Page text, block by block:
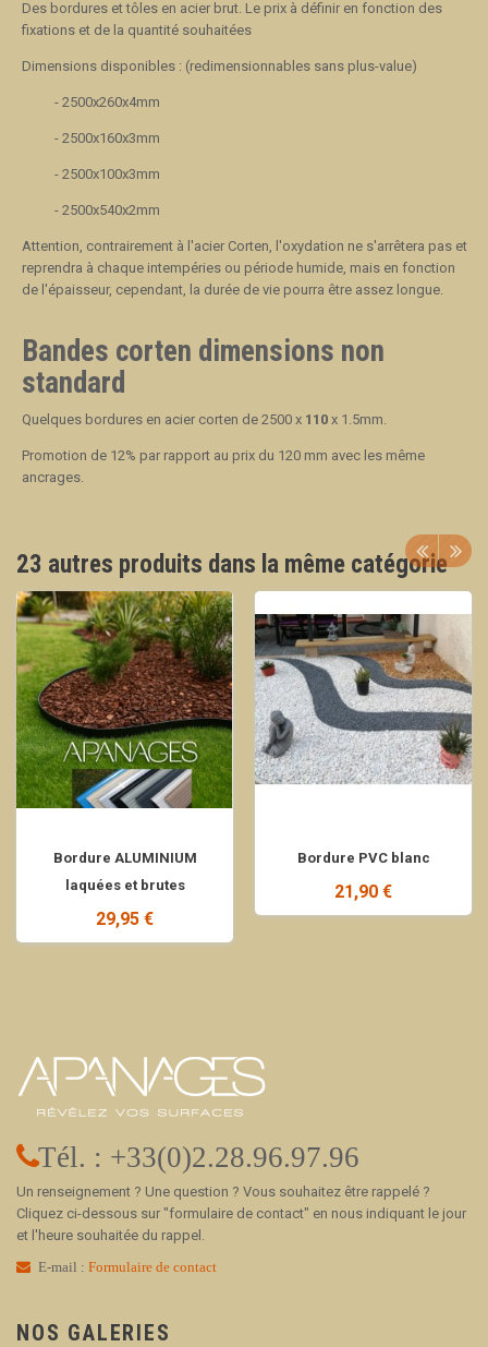
Des bordures et tôles en acier brut. Le prix à définir en fonction des
fixations et de la quantité souhaitées
Dimensions disponibles : (redimensionnables sans plus-value)
- 2500x260x4mm
- 2500x160x3mm
- 2500x100x3mm
- 2500x540x2mm
Attention, contrairement à l'acier Corten, l'oxydation ne s'arrêtera pas et
reprendra à chaque intempéries ou période humide, mais en fonction
de l'épaisseur, cependant, la durée de vie pourra être assez longue.
Bandes corten dimensions non
standard
Quelques bordures en acier corten de 2500 x 110 x 1.5mm.
Promotion de 12% par rapport au prix du 120 mm avec les même
ancrages.
23 autres produits dans la même catégorie
Bordure ALUMINIUM
laquées et brutes
29,95 €
Bordure PVC blanc
21,90 €
Tél. : +33(0)2.28.96.97.96
Un renseignement ? Une question ? Vous souhaitez être rappelé ?
Cliquez ci-dessous sur "formulaire de contact" en nous indiquant le jour
et l'heure souhaitée du rappel.
E-mail : Formulaire de contact
NOS GALERIES